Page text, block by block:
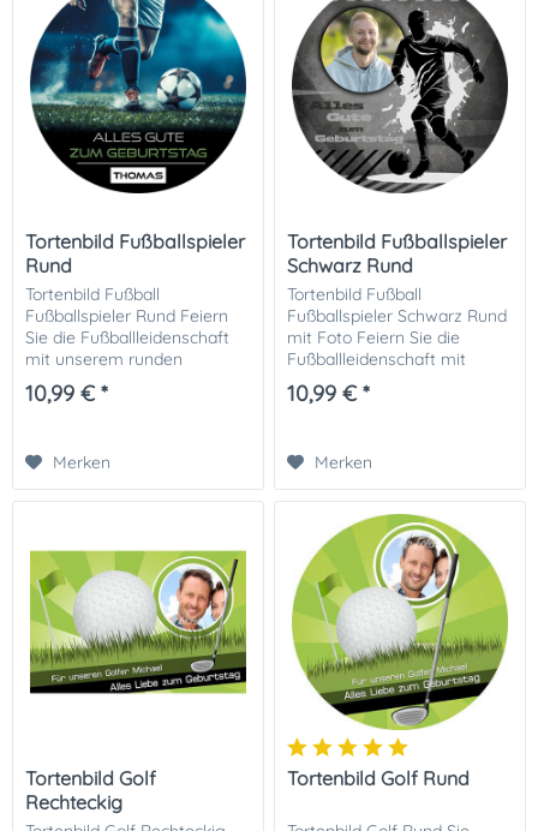
Tortenbild Fußballspieler
Rund
Tortenbild Fußball
Fußballspieler Rund Feiern
Sie die Fußballleidenschaft
mit unserem runden
Tortenbild im Fußballmotiv,
das mit einem persönlichen
10,99 € *
Merken
Tortenbild Fußballspieler
Schwarz Rund
Tortenbild Fußball
Fußballspieler Schwarz Rund
mit Foto Feiern Sie die
Fußballleidenschaft mit
unserem runden Tortenbild
im Fußballmotiv, das mit
10,99 € *
Merken
Tortenbild Golf
Rechteckig
Tortenbild Golf Rund